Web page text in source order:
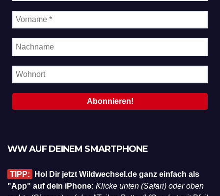
WW AUF DEINEM SMARTPHONE
TIPP:
Hol Dir jetzt Wildwechsel.de ganz einfach als
"App" auf dein iPhone: Klicke unten (Safari) oder oben